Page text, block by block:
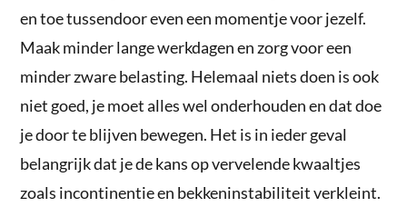
en toe tussendoor even een momentje voor jezelf.
Maak minder lange werkdagen en zorg voor een
minder zware belasting. Helemaal niets doen is ook
niet goed, je moet alles wel onderhouden en dat doe
je door te blijven bewegen. Het is in ieder geval
belangrijk dat je de kans op vervelende kwaaltjes
zoals incontinentie en bekkeninstabiliteit verkleint.